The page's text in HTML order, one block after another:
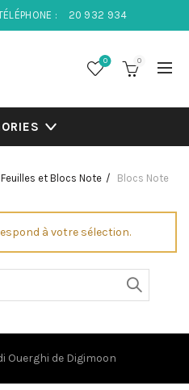
: 20 932 934
0 0
Feuilles et Blocs Note Blocs Note
à votre sélection.
Ouerghi de Digimoon